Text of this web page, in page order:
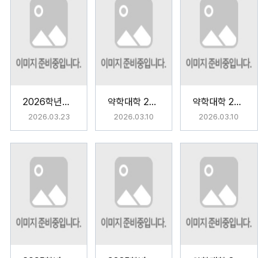
2026학년도 약학과 MT
2026.03.23
약학대학 2025학년도 전기 학위수여식
2026.03.10
약학대학 2026학년도 신입생 오리엔테이션
2026.03.10